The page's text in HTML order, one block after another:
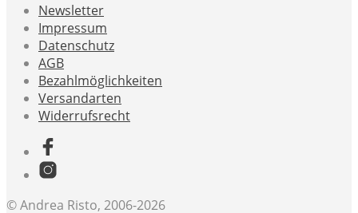
Newsletter
Impressum
Datenschutz
AGB
Bezahlmöglichkeiten
Versandarten
Widerrufsrecht
© Andrea Risto, 2006-2026